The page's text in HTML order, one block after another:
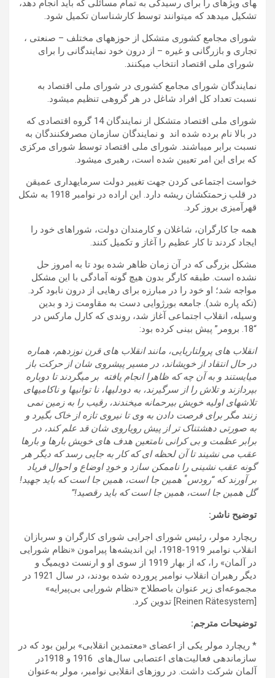
های ویژه­ای را برای رسیدگی به تمام مسائلی که باید انجام دهد،
تشکیل می­دهد که می­توانند توسط کارشناسان تکمیل شود.
شورای مجامع کشوری متشکل از حوزه­های مختلف – صنعتی ،
تجاری و بازرگانی و غیره – از درون خود نمایندگانی را برای
شورای ملی اقتصاد انتخاب می­کنند.
نمایندگان شورای مجامع کشوری در شورای ملی اقتصاد به
نسبت تعداد کل افراد شاغل در هر گروهی تنظیم می­شود.
شورای ملی اقتصاد متشکل از نمایندگان 14 گروه اقتصادی که
در بالا نام برده شده اند و نمایندگان سازمان مصرف­کنندگان به
نسبت برابر می­باشند. شورای ملی اقتصاد توسط شورای مرکزی
که برای این امر تعیین شده است، رهبری می­شود.
خواست اجتماعی کردن جهت تغییر دولت سرمایه­­داری عمیقن
در قلب زحمتکشان ریشه دارد. این اراده در نوامبر 1918 به شکل
قهرآمیزی بروز کرد.
همه جا کارگران، شاغلان و کارمندان دولت، شوراهای خود را
ایجاد کردند تا کار عظیم را آغاز و تکمیل کنند.
مشکل بزرگی که در آن زمان ظاهر شده بود تا به امروز حل
نشده است. طبقه کارگر بدون هیچ گونه آمادگی با این مشکل
مواجه شد؛ او خود را در مبارزه برای رهایی از درون نابود کرد.
(تکه پاره شد). جامعه بورژوایی دست به مقاومت زد و بدین
وسیله، انقلاب اجتماعی آغاز شد، روندی که کارل مارکس در
“18. برومر” پیش بینی کرده بود:
انقلاب های پرولتاریایی، مانند انقلاب های قرن نوزدهم، هماره
در حال انتقاد از خویش­اند، در مسیر پیشروی شان از حرکت باز
می­ایستند و به آن چه که ظاهرا انجام یافته بر می­گردند تا دوباره
بپردازند و تلاش را از سر­گیرند، به دودلی­ها، نا توانی­ها و ناکامی­های
تلاش­های اولیه خویش بی­رحمانه می­خندند، رقیب را به زمین نمی
زنند مگر برای فرصت دادن به وی تا نیروی تازه از خاک بگیرد و
به صورتی دهشتناک تر از پیش رویاروی شان قد علم کند، در
برابر عظمت و بی کرانی نامتعین هدف های خویش بارها و بارها
عقب می نشیند تا آن لحظه ای که کار به جایی رسد که دیگر هر
گونه عقب نشینی را ناممکن سازد و خودِ اوضاع و احوال فریاد
بر آورند که “رودس* همین جا است، همین جا است که باید جهید!
گل همین جا است، همین جا است که باید رقصید!”
توضیح ناشر:
ریچارد مولر، رئیس شورای اجرایی شورای کارگران و سربازان
انقلاب نوامبر 1919-1918، این اندیشه‌ها پیرامون «نظام شورایی
در آلمان» را، که از بهار 1919 از سوی او و ارنست دویمیگ و
دیگر رهبران انقلاب نوامبر پرورده شده بودند، در سال 1921 در
مجموعه‌ای زیر عنوان باصطلاح «نظام شورایی بی‌پیرایه»
[Reinen Rätesystem] تدوین کرد.
توضیحات مترجم:
*‌ ریچارد مولر یکی از اعضای «معتمدین انقلابی» برلین بود که در
سازماندهی فعالیت‌های اعتصابی سال‌های 1916 و 1918در
آلمان شرکت داشت. در روزهای انقلابی نوامبر، مولر به‌عنوان